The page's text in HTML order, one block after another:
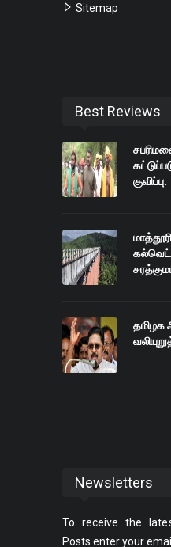
Sitemap
Best Reviews
குவிப்பு.
தமிழக
Newsletters
To receive the
Posts enter your email.